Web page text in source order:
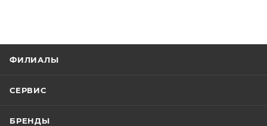
ФИЛИАЛЫ
СЕРВИС
БРЕНДЫ